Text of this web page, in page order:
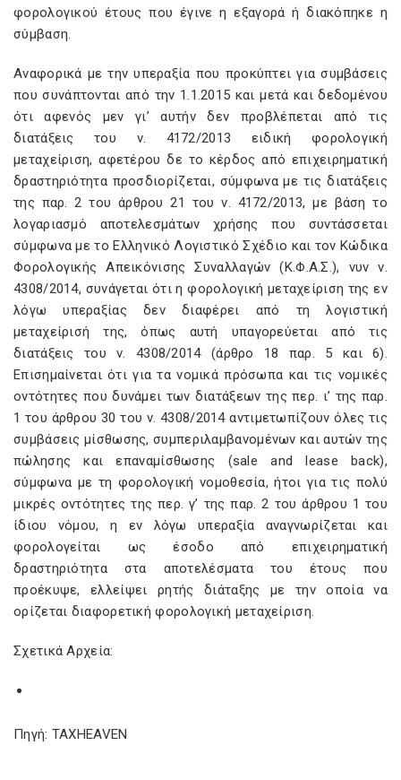
φορολογικού έτους που έγινε η εξαγορά ή διακόπηκε η
σύμβαση.
Αναφορικά με την υπεραξία που προκύπτει για συμβάσεις
που συνάπτονται από την 1.1.2015 και μετά και δεδομένου
ότι αφενός μεν γι’ αυτήν δεν προβλέπεται από τις
διατάξεις του ν. 4172/2013 ειδική φορολογική
μεταχείριση, αφετέρου δε το κέρδος από επιχειρηματική
δραστηριότητα προσδιορίζεται, σύμφωνα με τις διατάξεις
της παρ. 2 του άρθρου 21 του ν. 4172/2013, με βάση το
λογαριασμό αποτελεσμάτων χρήσης που συντάσσεται
σύμφωνα με το Ελληνικό Λογιστικό Σχέδιο και τον Κώδικα
Φορολογικής Απεικόνισης Συναλλαγών (Κ.Φ.Α.Σ.), νυν ν.
4308/2014, συνάγεται ότι η φορολογική μεταχείριση της εν
λόγω υπεραξίας δεν διαφέρει από τη λογιστική
μεταχείρισή της, όπως αυτή υπαγορεύεται από τις
διατάξεις του ν. 4308/2014 (άρθρο 18 παρ. 5 και 6).
Επισημαίνεται ότι για τα νομικά πρόσωπα και τις νομικές
οντότητες που δυνάμει των διατάξεων της περ. ι’ της παρ.
1 του άρθρου 30 του ν. 4308/2014 αντιμετωπίζουν όλες τις
συμβάσεις μίσθωσης, συμπεριλαμβανομένων και αυτών της
πώλησης και επαναμίσθωσης (sale and lease back),
σύμφωνα με τη φορολογική νομοθεσία, ήτοι για τις πολύ
μικρές οντότητες της περ. γ’ της παρ. 2 του άρθρου 1 του
ίδιου νόμου, η εν λόγω υπεραξία αναγνωρίζεται και
φορολογείται ως έσοδο από επιχειρηματική
δραστηριότητα στα αποτελέσματα του έτους που
προέκυψε, ελλείψει ρητής διάταξης με την οποία να
ορίζεται διαφορετική φορολογική μεταχείριση.
Σχετικά Αρχεία:
Πηγή: TAXHEAVEN